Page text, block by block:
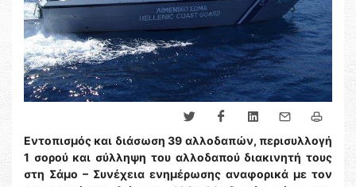
Εντοπισμός και διάσωση 39 αλλοδαπών, περισυλλογή
1 σορού και σύλληψη του αλλοδαπού διακινητή τους
στη Σάμο – Συνέχεια ενημέρωσης αναφορικά με τον